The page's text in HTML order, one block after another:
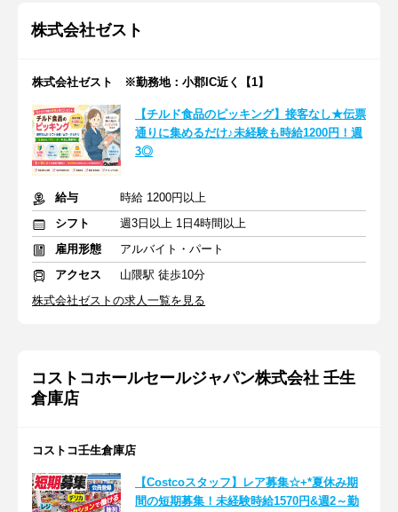
株式会社ゼスト
株式会社ゼスト ※勤務地：小郡IC近く【1】
【チルド食品のピッキング】接客なし★伝票
通りに集めるだけ♪未経験も時給1200円！週
3◎
給与
時給 1200円以上
シフト
週3日以上 1日4時間以上
雇用形態
アルバイト・パート
アクセス
山隈駅 徒歩10分
株式会社ゼストの求人一覧を見る
コストコホールセールジャパン株式会社 壬生
倉庫店
コストコ壬生倉庫店
【Costcoスタッフ】レア募集☆+*夏休み期
間の短期募集！未経験時給1570円&週2～勤